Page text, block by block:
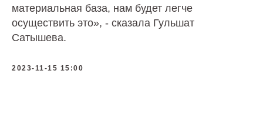
материальная база, нам будет легче
осуществить это», - сказала Гульшат
Сатышева.
2023-11-15 15:00